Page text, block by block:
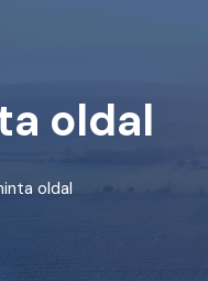
oldal
oldal